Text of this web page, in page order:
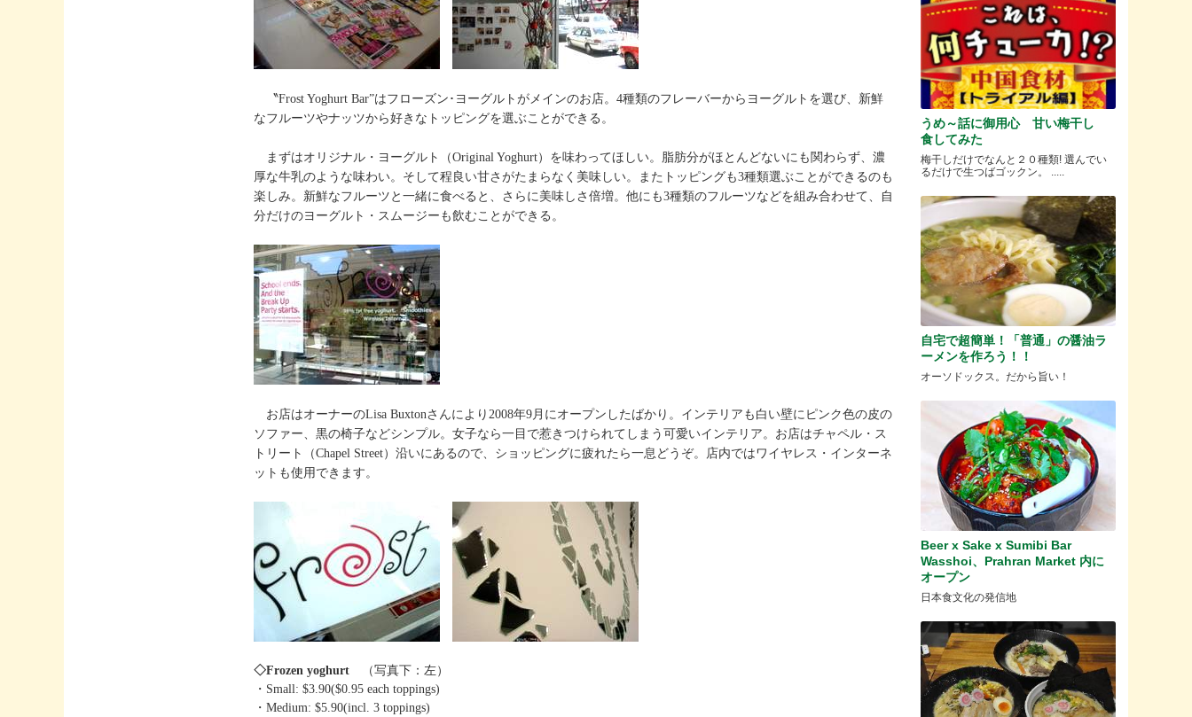
〝Frost Yoghurt Bar”はフローズン･ヨーグルトがメインのお店。4種類のフレーバーからヨーグルトを選び、新鮮
なフルーツやナッツから好きなトッピングを選ぶことができる。
まずはオリジナル・ヨーグルト（Original Yoghurt）を味わってほしい。脂肪分がほとんどないにも関わらず、濃
厚な牛乳のような味わい。そして程良い甘さがたまらなく美味しい。またトッピングも3種類選ぶことができるのも
楽しみ。新鮮なフルーツと一緒に食べると、さらに美味しさ倍増。他にも3種類のフルーツなどを組み合わせて、自
分だけのヨーグルト・スムージーも飲むことができる。
お店はオーナーのLisa Buxtonさんにより2008年9月にオープンしたばかり。インテリアも白い壁にピンク色の皮の
ソファー、黒の椅子などシンプル。女子なら一目で惹きつけられてしまう可愛いインテリア。お店はチャペル・ス
トリート（Chapel Street）沿いにあるので、ショッピングに疲れたら一息どうぞ。店内ではワイヤレス・インターネ
ットも使用できます。
◇Frozen yoghurt
（写真下：左）
・Small: $3.90($0.95 each toppings)
・Medium: $5.90(incl. 3 toppings)
うめ～話に御用心 甘い梅干し
食してみた
梅干しだけでなんと２０種類! 選んでい
るだけで生つばゴックン。 .....
自宅で超簡単！「普通」の醤油ラ
ーメンを作ろう！！
オーソドックス。だから旨い！
Beer x Sake x Sumibi Bar
Wasshoi、Prahran Market 内に
オープン
日本食文化の発信地